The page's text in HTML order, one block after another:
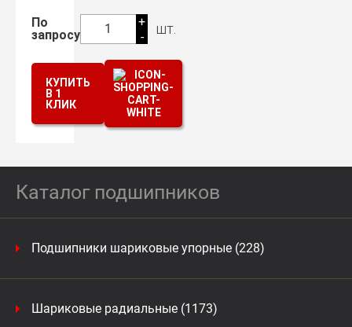
Каталог подшипников
Подшипники шариковые упорные (228)
Шариковые радиальные (1173)
По
запросу
1
+
-
шт.
КУПИТЬ
В 1
КЛИК